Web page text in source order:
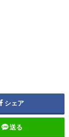
シェア
送る